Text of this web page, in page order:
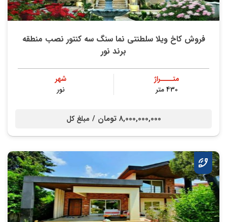
فروش کاخ ویلا سلطنتی نما سنگ سه کنتور نصب منطقه
برند نور
متــــراژ
430 متر
شهر
نور
8,000,000,000 تومان / مبلغ کل